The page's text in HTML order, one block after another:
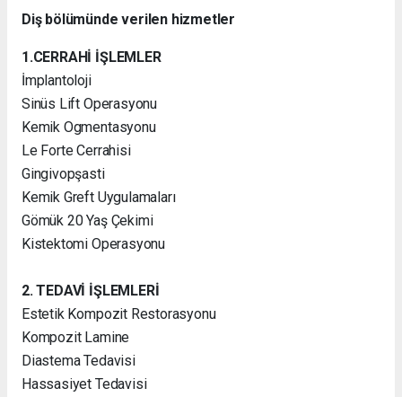
Diş bölümünde verilen hizmetler
1.CERRAHİ İŞLEMLER
İmplantoloji
Sinüs Lift Operasyonu
Kemik Ogmentasyonu
Le Forte Cerrahisi
Gingivopşasti
Kemik Greft Uygulamaları
Gömük 20 Yaş Çekimi
Kistektomi Operasyonu
2. TEDAVİ İŞLEMLERİ
Estetik Kompozit Restorasyonu
Kompozit Lamine
Diastema Tedavisi
Hassasiyet Tedavisi